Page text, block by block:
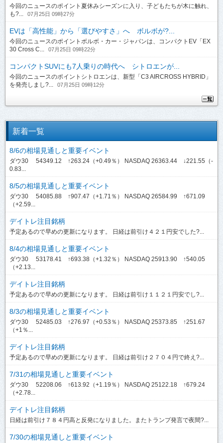
今回のニュースのポイント夏休みシーズンに入り、子どもたちが木に触れ、
も?...
07月25日 09時27分
EVは「高性能」から「選びやすさ」へ ボルボが?...
今回のニュースのポイントボルボ・カー・ジャパンは、コンパクトEV「EX
30 Cross C...
07月25日 09時22分
コンパクトSUVにも7人乗りの時代へ シトロエンが...
今回のニュースのポイントシトロエンは、新型「C3 AIRCROSS HYBRID」
を発売しまし?...
07月25日 09時12分
新着一覧
8/6の相場見通しと重要イベント
ダウ30 54349.12 ↑263.24（+0.49％） NASDAQ 26363.44 ↓221.55（-
0.83...
8/5の相場見通しと重要イベント
ダウ30 54085.88 ↑907.47（+1.71％） NASDAQ 26584.99 ↑671.09
（+2.59...
デイトレ注目銘柄
予定あるので早めの更新になります。 日経は前引け４２１円安でした?...
8/4の相場見通しと重要イベント
ダウ30 53178.41 ↑693.38（+1.32％） NASDAQ 25913.90 ↑540.05
（+2.13...
デイトレ注目銘柄
予定あるので早めの更新になります。 日経は前引け１１２１円安でし?...
8/3の相場見通しと重要イベント
ダウ30 52485.03 ↑276.97（+0.53％） NASDAQ 25373.85 ↑251.67
（+1％...
デイトレ注目銘柄
予定あるので早めの更新になります。 日経は前引け２７０４円で終え?...
7/31の相場見通しと重要イベント
ダウ30 52208.06 ↑613.92（+1.19％） NASDAQ 25122.18 ↑679.24
（+2.78...
デイトレ注目銘柄
日経は前引け７８４円高と反発になりました。またトランプ発言で夜間?...
7/30の相場見通しと重要イベント